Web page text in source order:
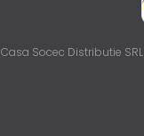
Casa Socec Distributie SRL